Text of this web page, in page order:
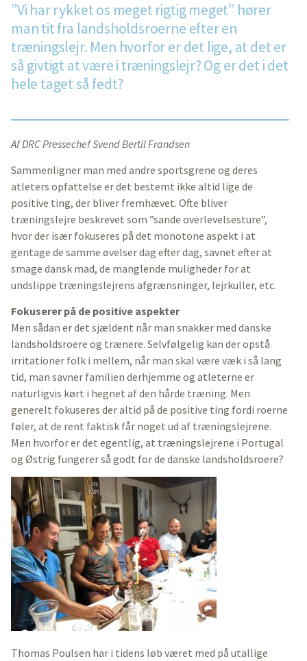
”Vi har rykket os meget rigtig meget” hører
man tit fra landsholdsroerne efter en
træningslejr. Men hvorfor er det lige, at det er
så givtigt at være i træningslejr? Og er det i det
hele taget så fedt?
Af DRC Pressechef Svend Bertil Frandsen
Sammenligner man med andre sportsgrene og deres
atleters opfattelse er det bestemt ikke altid lige de
positive ting, der bliver fremhævet. Ofte bliver
træningslejre beskrevet som ”sande overlevelsesture”,
hvor der især fokuseres på det monotone aspekt i at
gentage de samme øvelser dag efter dag, savnet efter at
smage dansk mad, de manglende muligheder for at
undslippe træningslejrens afgrænsninger, lejrkuller, etc.
Fokuserer på de positive aspekter
Men sådan er det sjældent når man snakker med danske
landsholdsroere og trænere. Selvfølgelig kan der opstå
irritationer folk i mellem, når man skal være væk i så lang
tid, man savner familien derhjemme og atleterne er
naturligvis kørt i hegnet af den hårde træning. Men
generelt fokuseres der altid på de positive ting fordi roerne
føler, at de rent faktisk får noget ud af træningslejrene.
Men hvorfor er det egentlig, at træningslejrene i Portugal
og Østrig fungerer så godt for de danske landsholdsroere?
Thomas Poulsen har i tidens løb været med på utallige